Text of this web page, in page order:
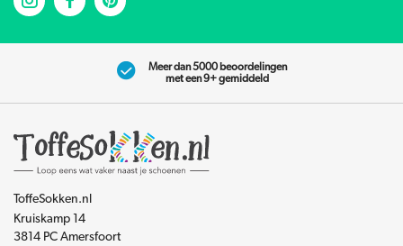
Meer dan 5000 beoordelingen
met een 9+ gemiddeld
ToffeSokken.nl
Kruiskamp 14
3814 PC Amersfoort